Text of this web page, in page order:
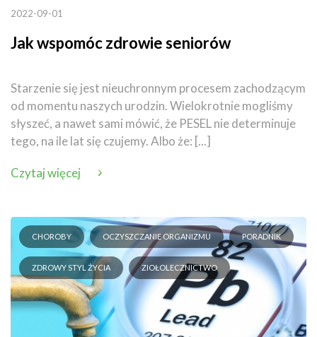
2022-09-01
Jak wspomóc zdrowie seniorów
Starzenie się jest nieuchronnym procesem zachodzącym
od momentu naszych urodzin. Wielokrotnie mogliśmy
słyszeć, a nawet sami mówić, że PESEL nie determinuje
tego, na ile lat się czujemy. Albo że: [...]
Czytaj więcej
CHOROBY OCZYSZCZANIE ORGANIZMU PORADNIK
ZDROWY STYL ŻYCIA ZIOŁOLECZNICTWO